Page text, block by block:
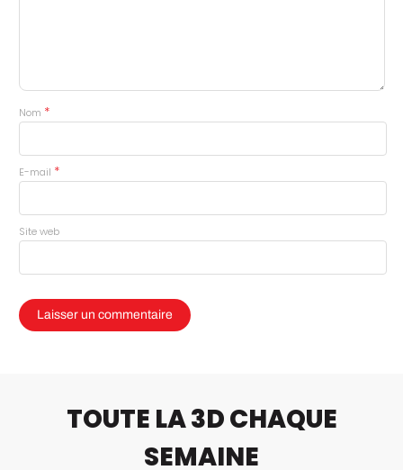
Nom *
E-mail *
Site web
TOUTE LA 3D CHAQUE
SEMAINE